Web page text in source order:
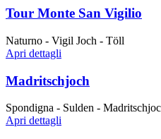
Tour Monte San Vigilio
Naturno - Vigil Joch - Töll
Apri dettagli
Madritschjoch
Spondigna - Sulden -
Apri dettagli